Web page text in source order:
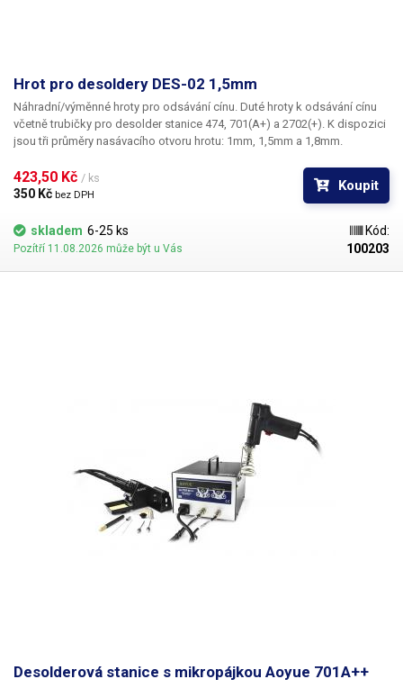
Hrot pro desoldery DES-02 1,5mm
Náhradní/výměnné hroty pro odsávání cínu. Duté hroty k odsávání cínu
včetně trubičky pro desolder stanice 474, 701(A+) a 2702(+). K dispozici
jsou tři průměry nasávacího otvoru hrotu: 1mm, 1,5mm a 1,8mm.
423,50 Kč / ks
350 Kč bez DPH
Koupit
skladem 6-25 ks
Pozítří 11.08.2026 může být u Vás
Kód:
100203
Desolderová stanice s mikropájkou Aoyue 701A++